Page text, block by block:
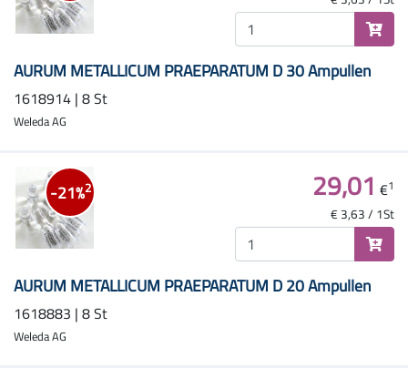
AURUM METALLICUM PRAEPARATUM D 30 Ampullen
1618914 | 8 St
Weleda AG
-21%2
AURUM METALLICUM PRAEPARATUM D 20 Ampullen
1618883 | 8 St
Weleda AG
29,01 €1
€ 3,63 / 1St